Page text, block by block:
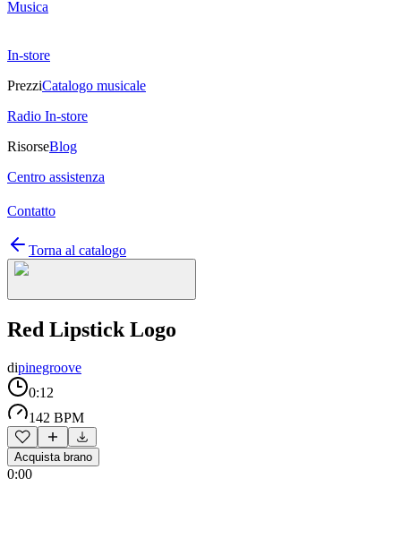
Musica
In-store
PrezziCatalogo musicale
Radio In-store
RisorseBlog
Centro assistenza
Contatto
Torna al catalogo
Red Lipstick Logo
dipinegroove
0:12
142 BPM
Acquista brano
0:00